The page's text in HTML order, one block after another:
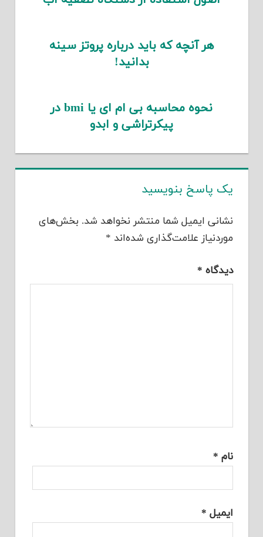
هر آنچه که باید درباره پروتز سینه
بدانید!
نحوه محاسبه بی ام ای یا bmi در
پیکرتراشی و ابدو
یک پاسخ بنویسید
نشانی ایمیل شما منتشر نخواهد شد. بخش‌های
موردنیاز علامت‌گذاری شده‌اند *
دیدگاه *
نام *
ایمیل *